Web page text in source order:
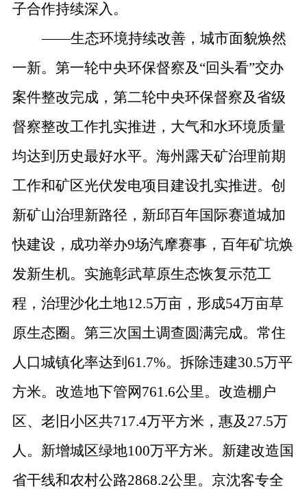
子合作持续深入。
——生态环境持续改善，城市面貌焕然
一新。 第一轮中央环保督察及 “回头看”交办
案件整改完成，第二轮中央环保督察及省级
督察整改工作扎实推进，大气和水环境质量
均达到历史最好水平。海州露天矿治理前期
工作和矿区光伏发电项目建设扎实推进。创
新矿山治理新路径，新邱百年国际赛道城加
快建设，成功举办9场汽摩赛事，百年矿坑焕
发新生机。实施彰武草原生态恢复示范工
程，治理沙化土地12.5万亩，形成54万亩草
原生态圈。第三次国土调查圆满完成。常住
人口城镇化率达到 61.7%。拆除违建30.5万平
方米。改造地下管网761.6公里。改造棚户
区、老旧小区共717.4万平方米，惠及 27.5万
人。新增城区绿地100万平方米。新建改造国
省干线和农村公路2868.2公里。京沈客专全